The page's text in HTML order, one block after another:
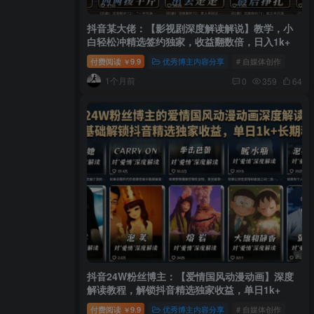
抖音某大佬：【影视剧深度解读解说】教学，小
白轻松冲精选签约独家，收益翻数倍，日入1k+
付费阅读 ￥9.9 优秀博主内容分享 # 自媒体创作
1个月前 0 359 64
抖音24W粉丝博主：【爱情国风动漫动画】深度
解读教程，解锁抖音精选独家收益，单日1k+
付费阅读 ￥9.9 优秀博主内容分享 # 自媒体创作